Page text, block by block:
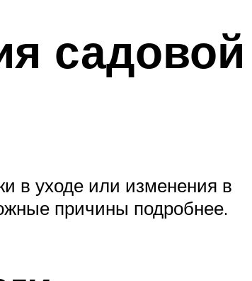
садовой
в уходе или изменения в
причины подробнее.